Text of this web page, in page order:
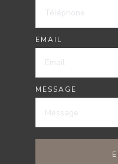
EMAIL
MESSAGE